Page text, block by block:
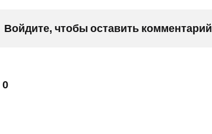
Войдите, чтобы оставить комментарий
0